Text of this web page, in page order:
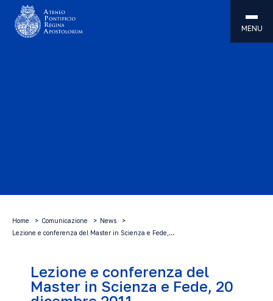
MENU
Home Comunicazione
News
Lezione e conferenza del Master in Scienza e Fede,…
Lezione e conferenza del
Master in Scienza e Fede, 20